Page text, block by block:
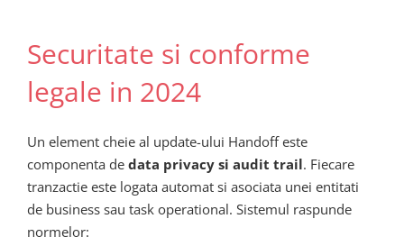
Securitate si conforme
legale in 2024
Un element cheie al update-ului Handoff este
componenta de data privacy si audit trail. Fiecare
tranzactie este logata automat si asociata unei entitati
de business sau task operational. Sistemul raspunde
normelor: